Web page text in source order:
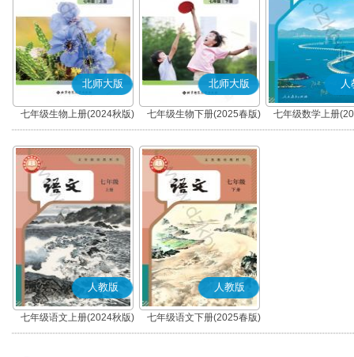
北师大版
七年级生物上册(2024秋版)
北师大版
七年级生物下册(2025春版)
人
七年级数学上册
人教版
七年级语文上册(2024秋版)
(部编版)
人教版
七年级语文下册(2025春版)
(部编版)